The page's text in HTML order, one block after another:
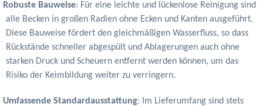
Robuste Bauweise: Für eine leichte und lückenlose Reinigung sind
alle Becken in großen Radien ohne Ecken und Kanten ausgeführt.
Diese Bauweise fördert den gleichmäßigen Wasserfluss, so dass
Rückstände schneller abgespült und Ablagerungen auch ohne
starken Druck und Scheuern entfernt werden können, um das
Risiko der Keimbildung weiter zu verringern.
Umfassende Standardausstattung: Im Lieferumfang sind stets